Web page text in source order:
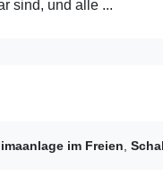
sind, und alle ...
im Freien